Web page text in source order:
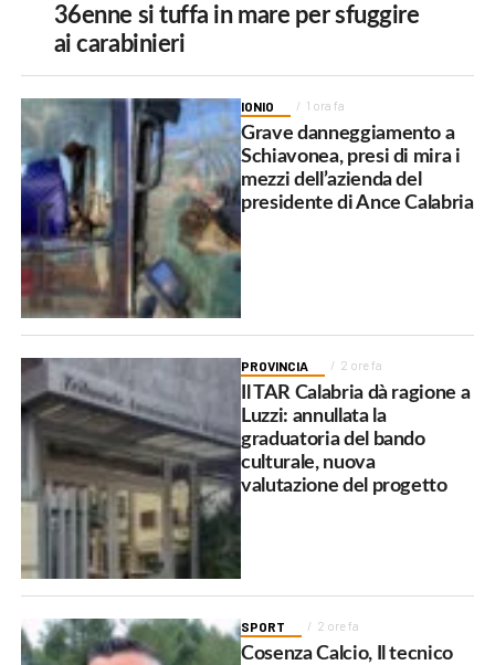
36enne si tuffa in mare per sfuggire
ai carabinieri
IONIO 1 ora fa
Grave danneggiamento a
Schiavonea, presi di mira i
mezzi dell’azienda del
presidente di Ance Calabria
PROVINCIA 2 ore fa
Il TAR Calabria dà ragione a
Luzzi: annullata la
graduatoria del bando
culturale, nuova
valutazione del progetto
SPORT 2 ore fa
Cosenza Calcio, Il tecnico